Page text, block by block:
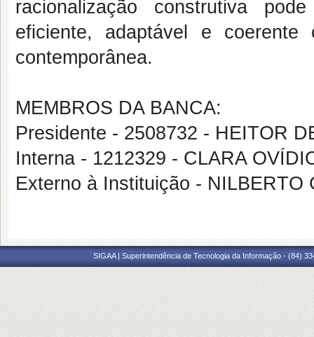
racionalização construtiva
eficiente, adaptável e
contemporânea.
MEMBROS DA BANCA:
Presidente - 2508732 - HEITOR
Interna - 1212329 - CLARA
Externo à Instituição - NILBERTO
SIGAA | Superintendência de Tecnologia da Informação - (84)